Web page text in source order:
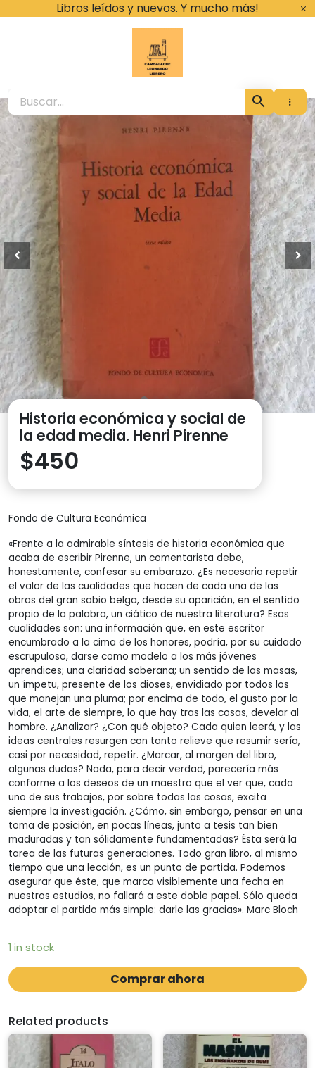
Libros leídos y nuevos. Y mucho más!
Cambalache
Historia económica y social de
la edad media. Henri Pirenne
$450
Fondo de Cultura Económica
«Frente a la admirable síntesis de historia económica que
acaba de escribir Pirenne, un comentarista debe,
honestamente, confesar su embarazo. ¿Es necesario repetir
el valor de las cualidades que hacen de cada una de las
obras del gran sabio belga, desde su aparición, en el sentido
propio de la palabra, un ciático de nuestra literatura? Esas
cualidades son: una información que, en este escritor
encumbrado a la cima de los honores, podría, por su cuidado
escrupuloso, darse como modelo a los más jóvenes
aprendices; una claridad soberana; un sentido de las masas,
un ímpetu, presente de los dioses, envidiado por todos los
que manejan una pluma; por encima de todo, el gusto por la
vida, el arte de siempre, lo que hay tras las cosas, develar al
hombre. ¿Analizar? ¿Con qué objeto? Cada quien leerá, y las
ideas centrales resurgen con tanto relieve que resumir sería,
casi por necesidad, repetir. ¿Marcar, al margen del libro,
algunas dudas? Nada, para decir verdad, parecería más
conforme a los deseos de un maestro que el ver que, cada
uno de sus trabajos, por sobre todas las cosas, excita
siempre la investigación. ¿Cómo, sin embargo, pensar en una
toma de posición, en pocas líneas, junto a tesis tan bien
maduradas y tan sólidamente fundamentadas? Ésta será la
tarea de las futuras generaciones. Todo gran libro, al mismo
tiempo que una lección, es un punto de partida. Podemos
asegurar que éste, que marca visiblemente una fecha en
nuestros estudios, no fallará a este doble papel. Sólo queda
adoptar el partido más simple: darle las gracias». Marc Bloch
1 in stock
Comprar ahora
Related products